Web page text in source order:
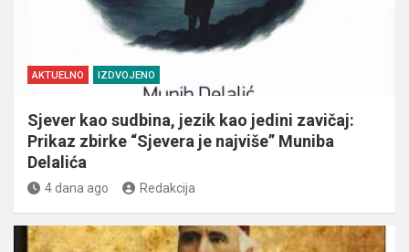
AKTUELNO IZDVOJENO
Sjever kao sudbina, jezik kao jedini zavičaj:
Prikaz zbirke “Sjevera je najviše” Muniba
Delalića
4 dana ago Redakcija